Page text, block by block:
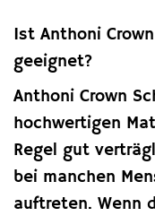
Ist Anthoni
geeignet?
Anthoni Crown
hochwertigen
Regel gut
bei manchen
auftreten. Wenn